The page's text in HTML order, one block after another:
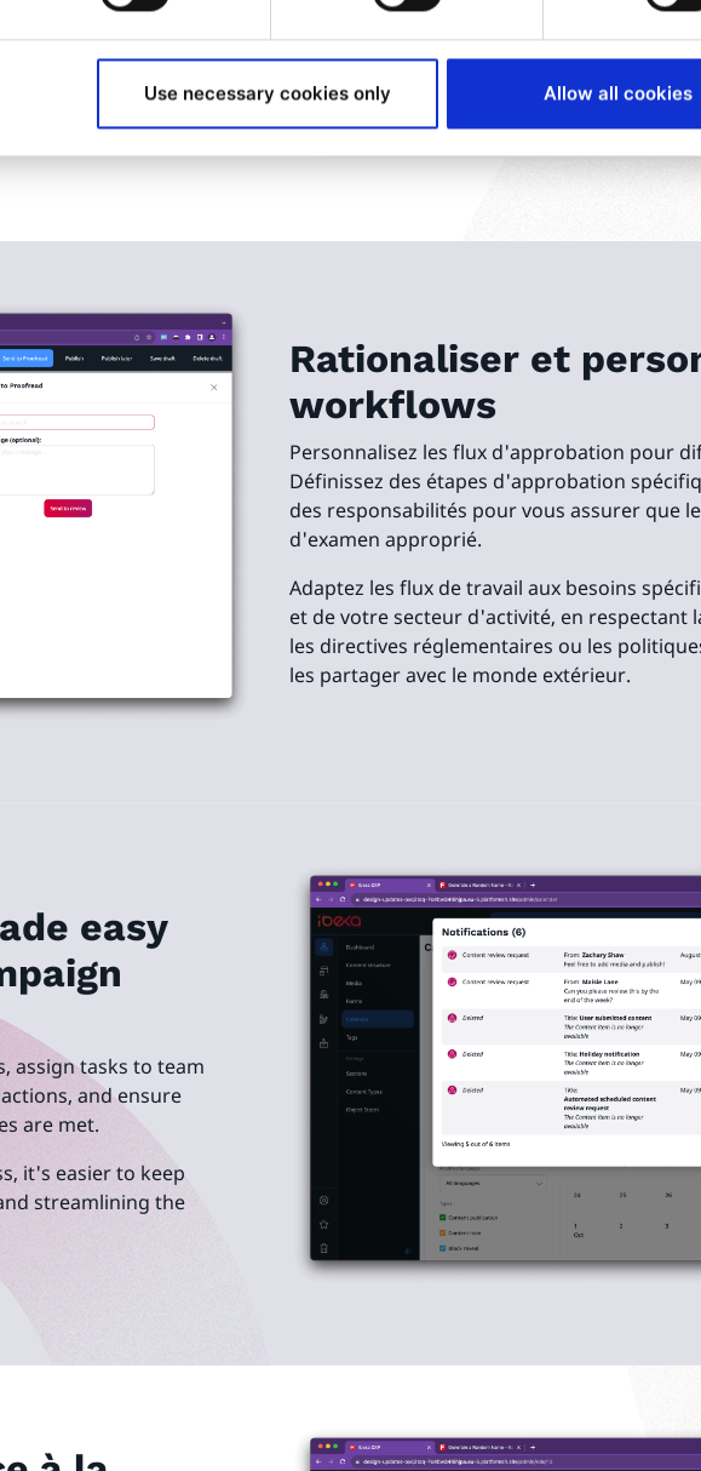
Use necessary cookies only Allow all cookies
vous pouvez vous
grande précision, ainsi
d'erreurs ou de
Rationaliser et
workflows
Personnalisez les flux d'approbation pour
Définissez des étapes d'approbation
des responsabilités pour vous assurer que
d'examen approprié.
Adaptez les flux de travail aux besoins
et de votre secteur d'activité, en respectant
les directives réglementaires ou les
les partager avec le monde extérieur.
easy
assign tasks to team
and ensure
are met.
it's easier to keep
streamlining the